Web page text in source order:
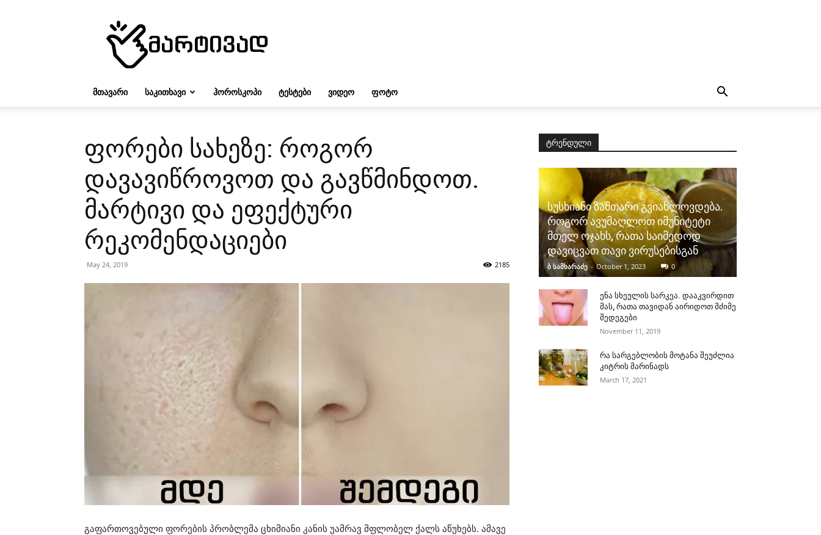
ᲛᲗᲐᲕᲐᲠᲘ ᲡᲐᲙᲘᲗᲮᲐᲕᲘ ᲰᲝᲠᲝᲡᲙᲝᲞᲘ ᲢᲔᲡᲢᲔᲑᲘ ᲕᲘᲓᲔᲝ ᲤᲝᲢᲝ
ფორები სახეზე: როგორ
დავავიწროვოთ და გავწმინდოთ.
მარტივი და ეფექტური
რეკომენდაციები
May 24, 2019 2185
გაფართოვებული ფორების პრობლემა ცხიმიანი კანის უამრავ მფლობელ ქალს აწუხებს. ამავე
ტრენდული
სუსხიანი ზამთარი გვიახლოვდება.
როგორ ავუმაღლოთ იმუნიტეტი
მთელ ოჯახს, რათა საიმედოდ
დავიცვათ თავი ვირუსებისგან
ბ სამხარაძე - October 1, 2023 0
ენა სხეულის სარკეა. დააკვირდით
მას, რათა თავიდან აირიდოთ მძიმე
შედეგები
November 11, 2019
რა სარგებლობის მოტანა შეუძლია
კიტრის მარინადს
March 17, 2021